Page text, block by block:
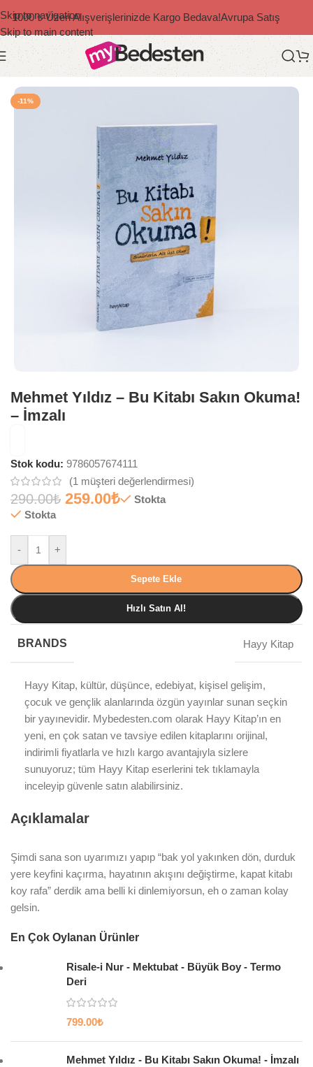
Skip to navigation
Skip to main content
1000 ₺ Üzeri Alışverişlerinizde Kargo Bedava!Avrupa Satış
Ana Sayfa Mehmet Yıldız Kitapları
-11%
Mehmet Yıldız – Bu Kitabı Sakın Okuma!
– İmzalı
Stok kodu: 9786057674111
(1 müşteri değerlendirmesi)
290.00₺ 259.00₺
Stokta
Stokta
- +
Sepete Ekle
Hızlı Satın Al!
BRANDS Hayy Kitap
Hayy Kitap, kültür, düşünce, edebiyat, kişisel gelişim,
çocuk ve gençlik alanlarında özgün yayınlar sunan seçkin
bir yayınevidir. Mybedesten.com olarak Hayy Kitap’ın en
yeni, en çok satan ve tavsiye edilen kitaplarını orijinal,
indirimli fiyatlarla ve hızlı kargo avantajıyla sizlere
sunuyoruz; tüm Hayy Kitap eserlerini tek tıklamayla
inceleyip güvenle satın alabilirsiniz.
Açıklamalar
Şimdi sana son uyarımızı yapıp “bak yol yakınken dön, durduk
yere keyfini kaçırma, hayatının akışını değiştirme, kapat kitabı
koy rafa” derdik ama belli ki dinlemiyorsun, eh o zaman kolay
gelsin.
En Çok Oylanan Ürünler
Risale-i Nur - Mektubat - Büyük Boy - Termo
Deri
799.00₺
Mehmet Yıldız - Bu Kitabı Sakın Okuma! - İmzalı